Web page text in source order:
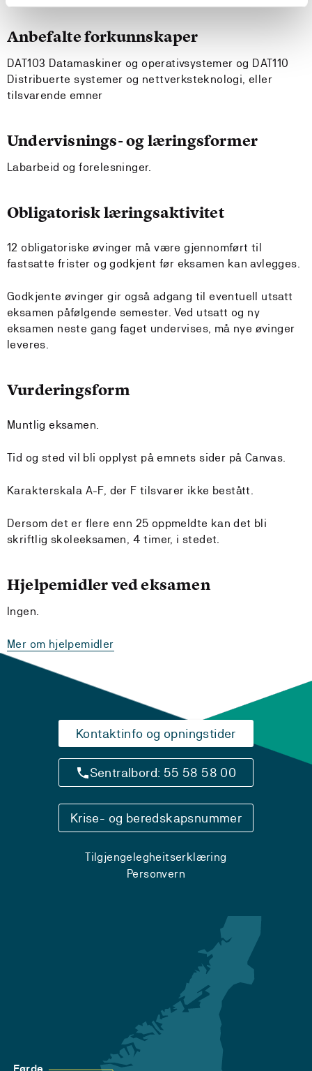
Anbefalte forkunnskaper
DAT103 Datamaskiner og operativsystemer og DAT110
Distribuerte systemer og nettverksteknologi, eller
tilsvarende emner
Undervisnings- og læringsformer
Labarbeid og forelesninger.
Obligatorisk læringsaktivitet
12 obligatoriske øvinger må være gjennomført til
fastsatte frister og godkjent før eksamen kan avlegges.
Godkjente øvinger gir også adgang til eventuell utsatt
eksamen påfølgende semester. Ved utsatt og ny
eksamen neste gang faget undervises, må nye øvinger
leveres.
Vurderingsform
Muntlig eksamen.
Tid og sted vil bli opplyst på emnets sider på Canvas.
Karakterskala A-F, der F tilsvarer ikke bestått.
Dersom det er flere enn 25 oppmeldte kan det bli
skriftlig skoleeksamen, 4 timer, i stedet.
Hjelpemidler ved eksamen
Ingen.
Mer om hjelpemidler
Kontaktinfo og opningstider
Sentralbord: 55 58 58 00
Krise- og beredskapsnummer
Tilgjengelegheitserklæring
Personvern
Førde